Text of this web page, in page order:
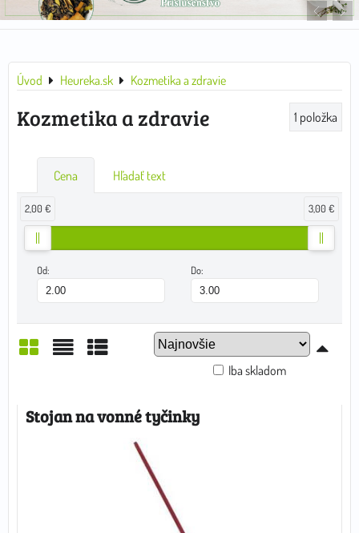
Úvod Heureka.sk Kozmetika a zdravie
Kozmetika a zdravie 1 položka
Cena Hľadať text
Od: Do:
2,00 € 3,00 €
Iba skladom
Stojan na vonné tyčinky